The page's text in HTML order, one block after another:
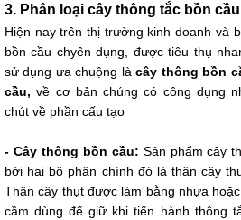
3. Phân loại cây thông tắc bồn cầu
Hiện nay trên thị trường kinh doanh và
bồn cầu chyên dụng, được tiêu thụ
sử dụng ưa chuộng làcây thông bồn
cầu,về cơ bản chúng có công dụng
chút về phần cấu tạo
- Cây thông bồn cầu: Sản phẩm cây
bởi hai bộ phận chính đó là thân cây
Thân cây thụt được làm bằng nhựa
cầm dùng để giữ khi tiến hành thông